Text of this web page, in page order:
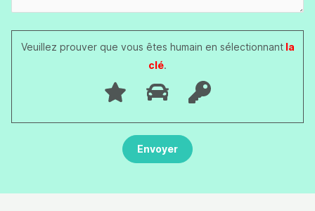
Veuillez prouver que vous êtes humain en sélectionnantla
clé.